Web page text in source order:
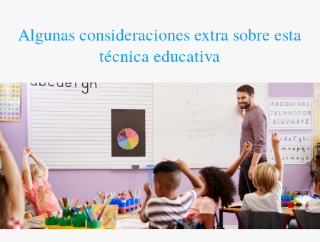
Algunas consideraciones extra sobre esta
técnica educativa